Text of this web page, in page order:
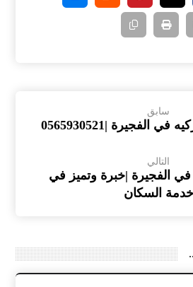
سابق
الفجيرة |0565930521
التالي
في الفجيرة |خبرة وتميز في
خدمة السكان